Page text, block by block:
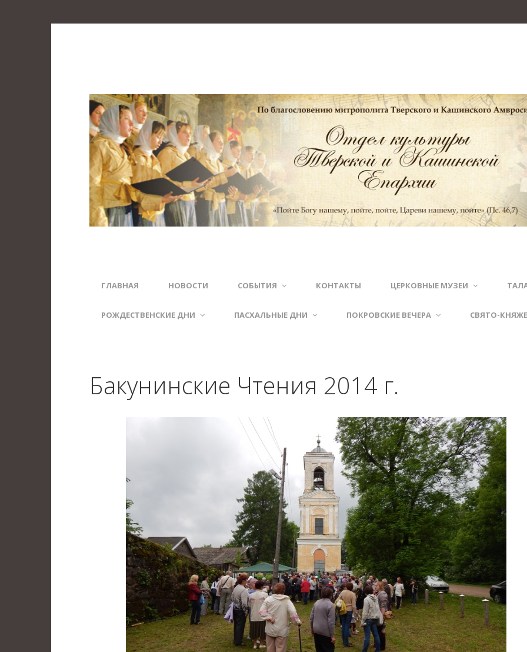
ГЛАВНАЯ НОВОСТИ СОБЫТИЯ КОНТАКТЫ ЦЕРКОВНЫЕ МУЗЕИ
РОЖДЕСТВЕНСКИЕ ДНИ ПАСХАЛЬНЫЕ ДНИ ПОКРОВСКИЕ ВЕЧЕРА СВЯТО-
Бакунинские Чтения 2014 г.